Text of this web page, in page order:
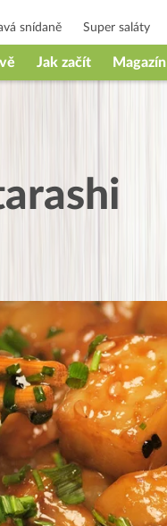
snídaně Super saláty
Jak začít Magazín